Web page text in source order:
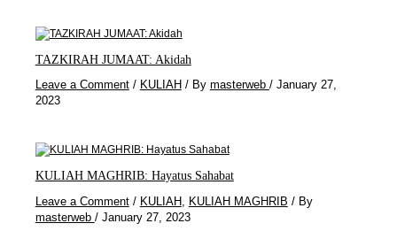
TAZKIRAH JUMAAT: Akidah
Leave a Comment / KULIAH / By masterweb / January 27,
2023
KULIAH MAGHRIB: Hayatus Sahabat
Leave a Comment / KULIAH, KULIAH MAGHRIB / By
masterweb / January 27, 2023